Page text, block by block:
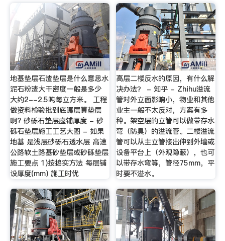
地基垫层石渣垫层是什么意思水
泥石粉渣大干密度一般是多少
大约2--2.5吨每立方米。 工程
做资料检验批到底哪层算垫层
啊? 砂砾石垫层虚铺厚度 - 砂
砾石垫层施工工艺大图 - 如果
地基 是浅层砂砾石透水层 高速
公路软土路基砂垫层或砂砾垫层
施工要点 1)按捣实方法 每层铺
设厚度(mm) 施工时优
高层二楼反水的原因，有什么解
决办法？ - 知乎 - Zhihu溢流
管对外立面影响小，物业和其他
业主一般不太反对，方案有多
种。架空层的立管可以做带存水
弯（防臭）的溢流管。二楼溢流
管可以从主立管接出伸到外墙或
设备平台上（外观隐蔽），也可
以带存水弯等，管径75mm，平
时要不溢水。